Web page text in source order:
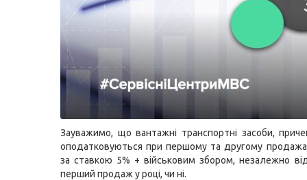
Зауважимо, що вантажні транспортні засоби,
оподатковуються при першому та другому
за ставкою 5% + військовим збором, незалежно
перший продаж у році, чи ні.